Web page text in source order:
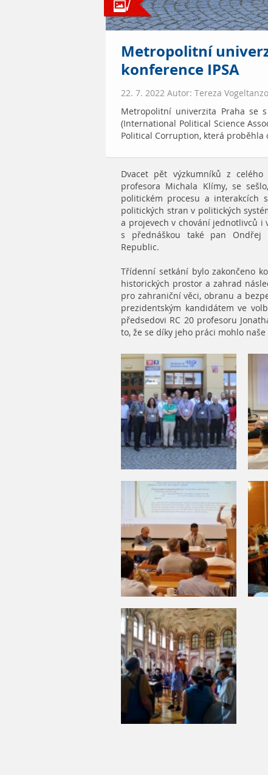
Metropolitní
konference IPSA
22. 7. 2022 Autor: Tereza
Metropolitní univerzita Praha se
(International Political Science
Political Corruption, která proběhla
Dvacet pět výzkumníků z
profesora Michala Klímy, se
politickém procesu a interakcích
politických stran v politických
a projevech v chování jednotlivců i
s přednáškou také pan Ondřej
Republic.
Třídenní setkání bylo zakončeno
historických prostor a zahrad
pro zahraniční věci, obranu a
prezidentským kandidátem ve
předsedovi RC 20 profesoru
to, že se díky jeho práci mohlo